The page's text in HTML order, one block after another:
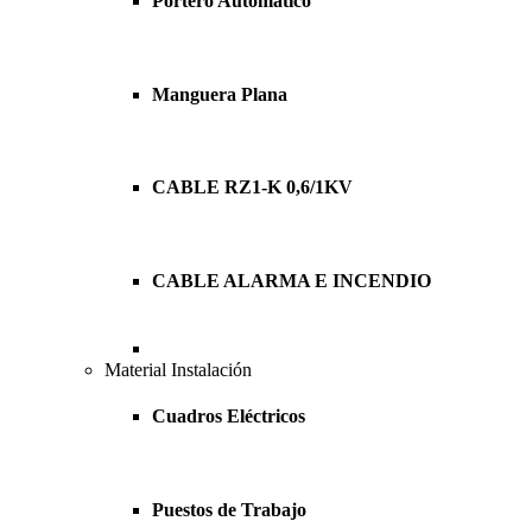
Manguera Plana
CABLE RZ1-K 0,6/1KV
CABLE ALARMA E INCENDIO
Material Instalación
Cuadros Eléctricos
Puestos de Trabajo